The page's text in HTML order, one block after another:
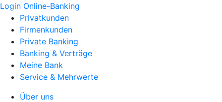
Login Online-Banking
Privatkunden
Firmenkunden
Private Banking
Banking & Verträge
Meine Bank
Service & Mehrwerte
Über uns